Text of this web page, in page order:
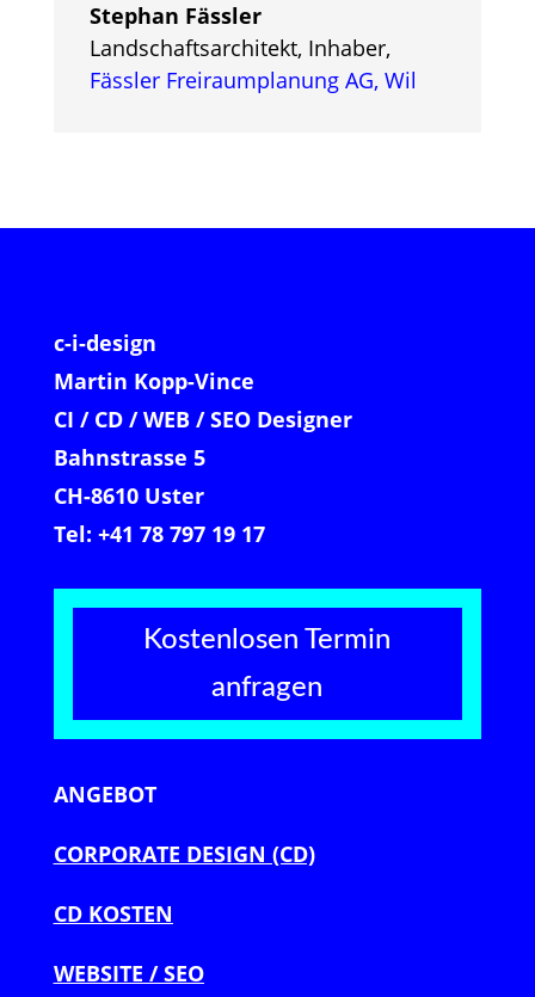
Stephan Fässler
Landschaftsarchitekt, Inhaber,
Fässler Freiraumplanung AG, Wil
c-i-design
Martin Kopp-Vince
CI / CD / WEB / SEO Designer
Bahnstrasse 5
CH-8610 Uster
Tel: +41 78 797 19 17
Kostenlosen Termin
anfragen
ANGEBOT
CORPORATE DESIGN (CD)
CD KOSTEN
WEBSITE / SEO